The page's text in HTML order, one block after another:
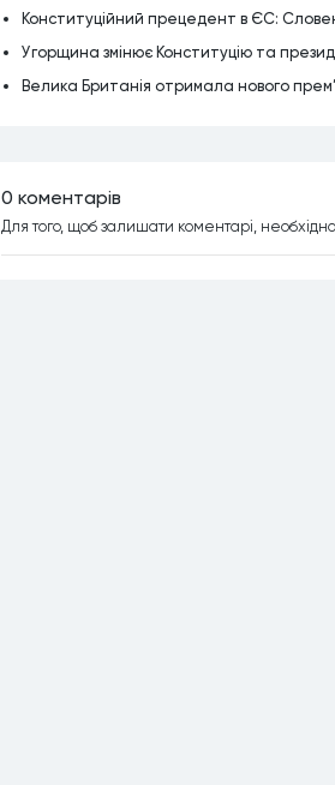
Конституційний прецедент в ЄС:
Угорщина змінює Конституцію та
Велика Британія отримала нового
0 коментарiв
Для того, щоб залишати коментарi, необхiдно